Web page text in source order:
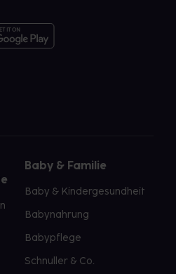
Baby & Familie
Baby & Kindergesundheit
Babynahrung
Babypflege
Schnuller & Co.